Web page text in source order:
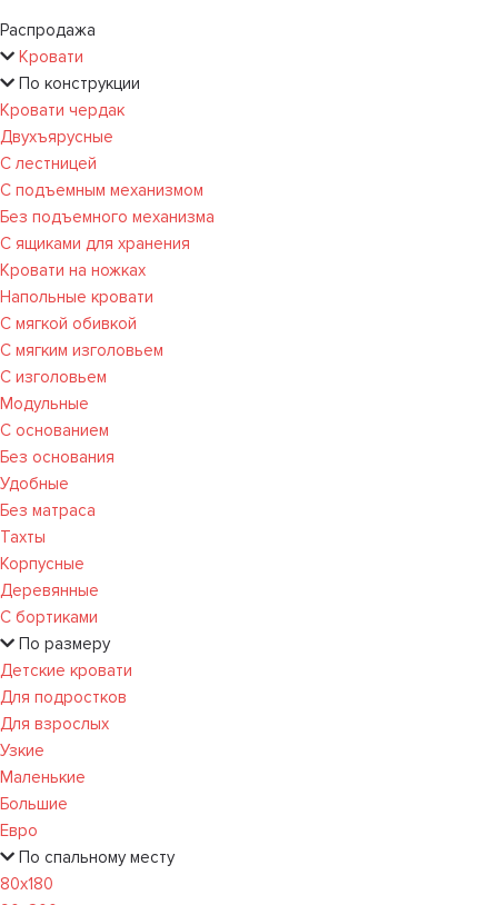
Распродажа
Кровати
По конструкции
Кровати чердак
Двухъярусные
С лестницей
С подъемным механизмом
Без подъемного механизма
С ящиками для хранения
Кровати на ножках
Напольные кровати
С мягкой обивкой
С мягким изголовьем
С изголовьем
Модульные
С основанием
Без основания
Удобные
Без матраса
Тахты
Корпусные
Деревянные
С бортиками
По размеру
Детские кровати
Для подростков
Для взрослых
Узкие
Маленькие
Большие
Евро
По спальному месту
80х180